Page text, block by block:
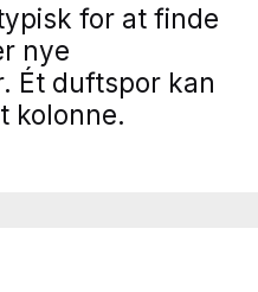
for at finde
nye
Ét duftspor kan
kolonne.